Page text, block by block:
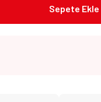
Sepete Ekle